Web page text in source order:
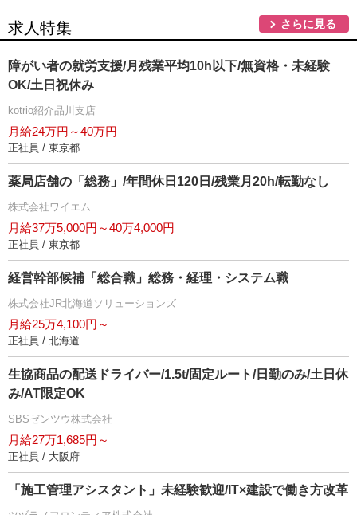
求人特集 さらに見る
障がい者の就労支援/月残業平均10h以下/無資格・未経験
OK/土日祝休み
kotrio紹介品川支店
月給24万円～40万円
正社員 / 東京都
薬局店舗の「総務」/年間休日120日/残業月20h/転勤なし
株式会社ワイエム
月給37万5,000円～40万4,000円
正社員 / 東京都
経営幹部候補「総合職」総務・経理・システム職
株式会社JR北海道ソリューションズ
月給25万4,100円～
正社員 / 北海道
生協商品の配送ドライバー/1.5t/固定ルート/日勤のみ/土日休
み/AT限定OK
SBSゼンツウ株式会社
月給27万1,685円～
正社員 / 大阪府
「施工管理アシスタント」未経験歓迎/IT×建設で働き方改革